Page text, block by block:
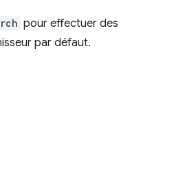
pour effectuer des
par défaut.